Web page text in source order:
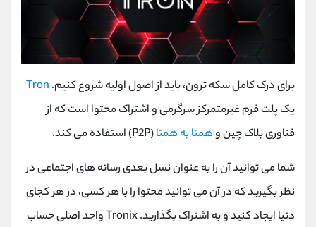
برای درک کامل سکه ترون، باید از اصول اولیه شروع کنیم. Tron
یک پلت فرم غیرمتمرکز سرگرمی و اشتراک محتوا است که از
فناوری بلاک چین وهمتا به همتا(P2P) استفاده می کند.
شما می ‌توانید آن را به‌ عنوان نسل بعدی رسانه‌ های اجتماعی در
نظر بگیرید که در آن می ‌توانید محتوا را با هر کسی، در هر کجای
دنیا ایجاد کنید و به اشتراک بگذارید. Tronix واحد اصلی حساب